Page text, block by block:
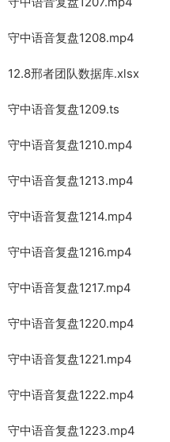
守中语音复盘1208.mp4
12.8邢者团队数据库.xlsx
守中语音复盘1209.ts
守中语音复盘1210.mp4
守中语音复盘1213.mp4
守中语音复盘1214.mp4
守中语音复盘1216.mp4
守中语音复盘1217.mp4
守中语音复盘1220.mp4
守中语音复盘1221.mp4
守中语音复盘1222.mp4
守中语音复盘1223.mp4